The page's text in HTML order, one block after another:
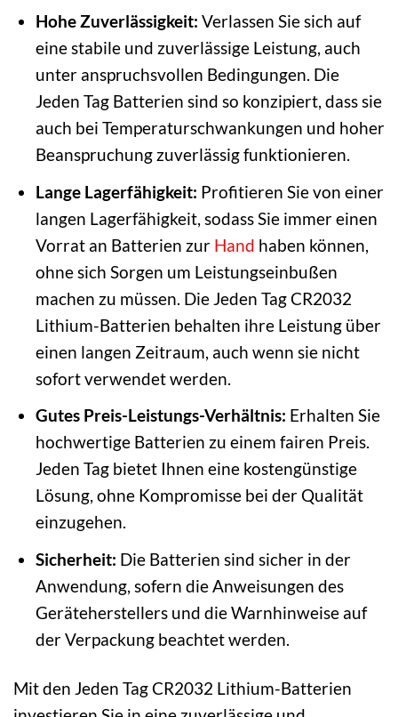
Hohe Zuverlässigkeit: Verlassen Sie sich auf
eine stabile und zuverlässige Leistung, auch
unter anspruchsvollen Bedingungen. Die
Jeden Tag Batterien sind so konzipiert, dass sie
auch bei Temperaturschwankungen und hoher
Beanspruchung zuverlässig funktionieren.
Lange Lagerfähigkeit: Profitieren Sie von einer
langen Lagerfähigkeit, sodass Sie immer einen
Vorrat an Batterien zur Hand haben können,
ohne sich Sorgen um Leistungseinbußen
machen zu müssen. Die Jeden Tag CR2032
Lithium-Batterien behalten ihre Leistung über
einen langen Zeitraum, auch wenn sie nicht
sofort verwendet werden.
Gutes Preis-Leistungs-Verhältnis: Erhalten Sie
hochwertige Batterien zu einem fairen Preis.
Jeden Tag bietet Ihnen eine kostengünstige
Lösung, ohne Kompromisse bei der Qualität
einzugehen.
Sicherheit: Die Batterien sind sicher in der
Anwendung, sofern die Anweisungen des
Geräteherstellers und die Warnhinweise auf
der Verpackung beachtet werden.
Mit den Jeden Tag CR2032 Lithium-Batterien